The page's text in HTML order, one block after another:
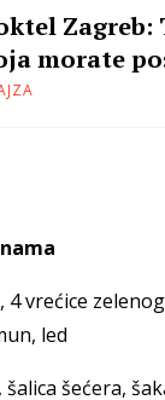
Zagreb:
morate
4 vrećice
led
šalica šećera,